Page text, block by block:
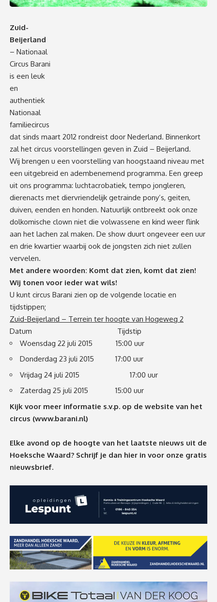
Zuid-
Beijerland
– Nationaal
Circus Barani
is een leuk
en
authentiek
Nationaal
familiecircus
dat sinds maart 2012 rondreist door Nederland. Binnenkort
zal het circus voorstellingen geven in Zuid – Beijerland.
Wij brengen u een voorstelling van hoogstaand niveau met
een uitgebreid en adembenemend programma. Een greep
uit ons programma: luchtacrobatiek, tempo jongleren,
dierenacts met diervriendelijk getrainde pony’s, geiten,
duiven, eenden en honden. Natuurlijk ontbreekt ook onze
dolkomische clown niet die volwassene en kind weer flink
aan het lachen zal maken. De show duurt ongeveer een uur
en drie kwartier waarbij ook de jongsten zich niet zullen
vervelen.
Met andere woorden: Komt dat zien, komt dat zien!
Wij tonen voor ieder wat wils!
U kunt circus Barani zien op de volgende locatie en
tijdstippen;
Zuid-Beijerland – Terrein ter hoogte van Hogeweg 2
Datum Tijdstip
Woensdag 22 juli 2015 15:00 uur
Donderdag 23 juli 2015 17:00 uur
Vrijdag 24 juli 2015 17:00 uur
Zaterdag 25 juli 2015 15:00 uur
Kijk voor meer informatie s.v.p. op de website van het
circus (www.barani.nl)
Elke avond op de hoogte van het laatste nieuws uit de
Hoeksche Waard? Schrijf je dan hier in voor onze gratis
nieuwsbrief.